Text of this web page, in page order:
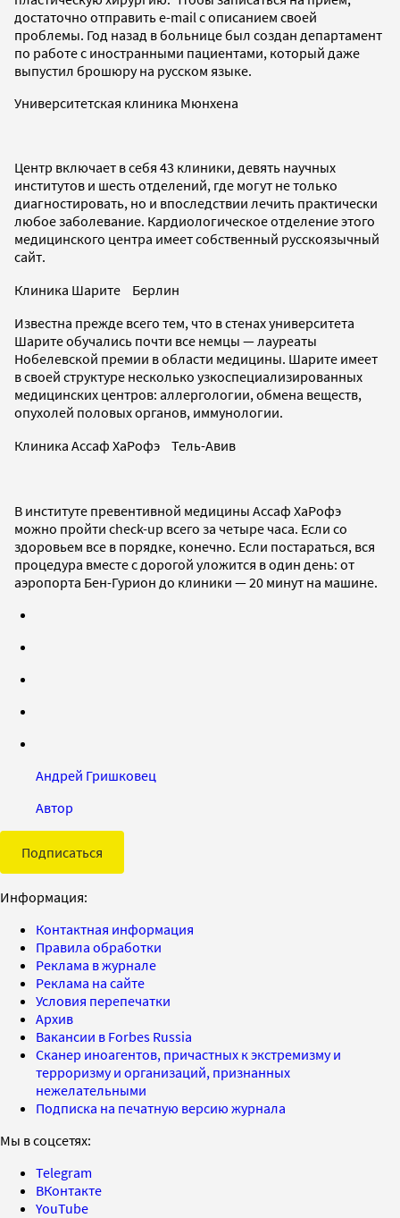
достаточно отправить e-mail с описанием своей
проблемы. Год назад в больнице был создан департамент
по работе с иностранными пациентами, который даже
выпустил брошюру на русском языке.
Университетская клиника Мюнхена
Центр включает в себя 43 клиники, девять научных
институтов и шесть отделений, где могут не только
диагностировать, но и впоследствии лечить практически
любое заболевание. Кардиологическое отделение этого
медицинского центра имеет собственный русскоязычный
сайт.
Клиника Шарите Берлин
Известна прежде всего тем, что в стенах университета
Шарите обучались почти все немцы — лауреаты
Нобелевской премии в области медицины. Шарите имеет
в своей структуре несколько узкоспециализированных
медицинских центров: аллергологии, обмена веществ,
опухолей половых органов, иммунологии.
Клиника Ассаф ХаРофэ Тель-Авив
В институте превентивной медицины Асcаф ХаРофэ
можно пройти check-up всего за четыре часа. Если со
здоровьем все в порядке, конечно. Если постараться, вся
процедура вместе с дорогой уложится в один день: от
аэропорта Бен-Гурион до клиники — 20 минут на машине.
Андрей Гришковец
Автор
Подписаться
Информация:
Контактная информация
Правила обработки
Реклама в журнале
Реклама на сайте
Условия перепечатки
Архив
Вакансии в Forbes Russia
Сканер иноагентов, причастных к экстремизму и
терроризму и организаций, признанных
нежелательными
Подписка на печатную версию журнала
Мы в соцсетях:
Telegram
ВКонтакте
YouTube